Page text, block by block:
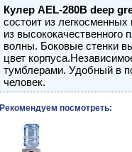
Кулер AEL-280B deep
состоит из легкосменных
из высококачественного
волны. Боковые стенки
цвет
тумблерами. Удобный в
человек.
Рекомендуем посмотреть: